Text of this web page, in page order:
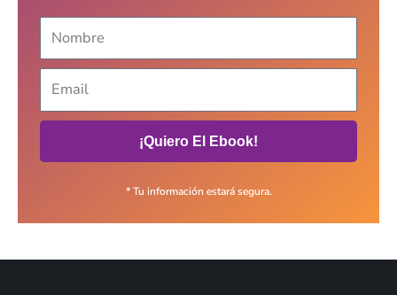
¡Quiero El Ebook!
* Tu información estará segura.